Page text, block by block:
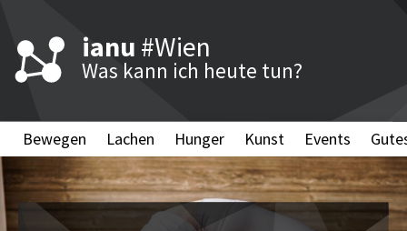
ianu #Wien
Was kann ich heute tun?
Bewegen Lachen Hunger Kunst Events